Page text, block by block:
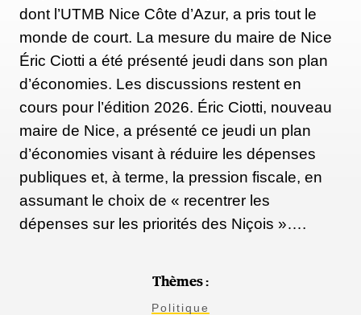
dont l’UTMB Nice Côte d’Azur, a pris tout le
monde de court. La mesure du maire de Nice
Éric Ciotti a été présenté jeudi dans son plan
d’économies. Les discussions restent en
cours pour l’édition 2026. Éric Ciotti, nouveau
maire de Nice, a présenté ce jeudi un plan
d’économies visant à réduire les dépenses
publiques et, à terme, la pression fiscale, en
assumant le choix de « recentrer les
dépenses sur les priorités des Niçois »….
Thèmes :
Politique